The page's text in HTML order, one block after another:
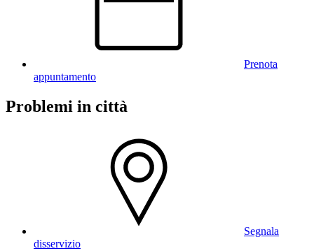
Prenota
appuntamento
Problemi in città
Segnala
disservizio